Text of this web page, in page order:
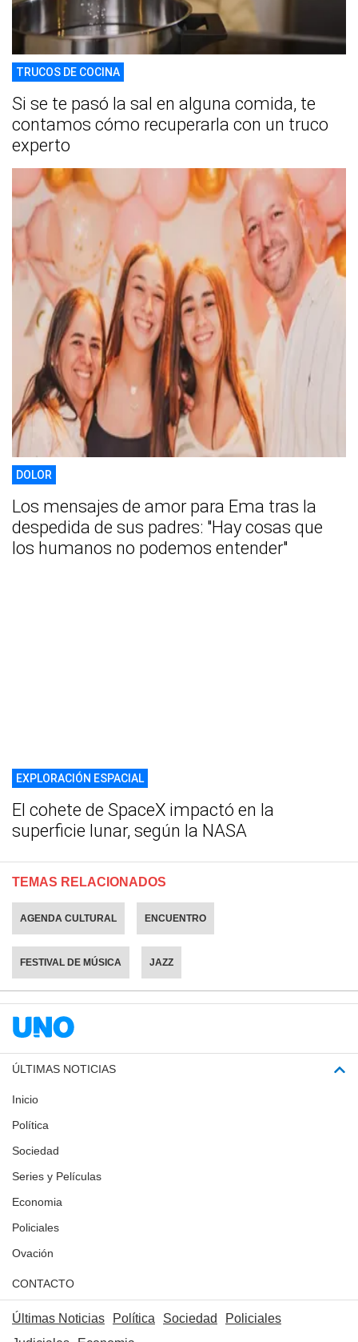
TRUCOS DE COCINA
Si se te pasó la sal en alguna comida, te
contamos cómo recuperarla con un truco
experto
DOLOR
Los mensajes de amor para Ema tras la
despedida de sus padres: "Hay cosas que
los humanos no podemos entender"
EXPLORACIÓN ESPACIAL
El cohete de SpaceX impactó en la
superficie lunar, según la NASA
TEMAS RELACIONADOS
AGENDA CULTURAL ENCUENTRO
FESTIVAL DE MÚSICA JAZZ
ÚLTIMAS NOTICIAS
Inicio
Política
Sociedad
Series y Películas
Economia
Policiales
Ovación
CONTACTO
Últimas Noticias Política Sociedad
Policiales